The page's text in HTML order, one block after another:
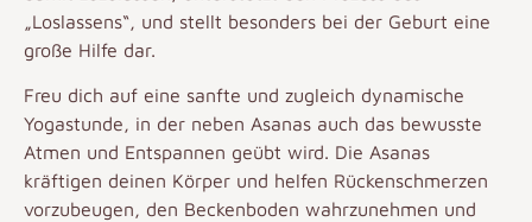
„Loslassens“, und stellt besonders bei der Geburt eine
große Hilfe dar.
Freu dich auf eine sanfte und zugleich dynamische
Yogastunde, in der neben Asanas auch das bewusste
Atmen und Entspannen geübt wird. Die Asanas
kräftigen deinen Körper und helfen Rückenschmerzen
vorzubeugen, den Beckenboden wahrzunehmen und